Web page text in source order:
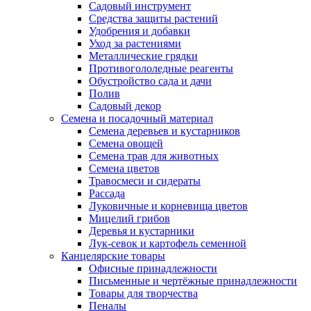
Садовый инструмент
Средства защиты растений
Удобрения и добавки
Уход за растениями
Металлические грядки
Противогололедные реагенты
Обустройство сада и дачи
Полив
Садовый декор
Семена и посадочный материал
Семена деревьев и кустарников
Семена овощей
Семена трав для животных
Семена цветов
Травосмеси и сидераты
Рассада
Луковичные и корневища цветов
Мицелий грибов
Деревья и кустарники
Лук-севок и картофель семенной
Канцелярские товары
Офисные принадлежности
Письменные и чертёжные принадлежности
Товары для творчества
Пеналы